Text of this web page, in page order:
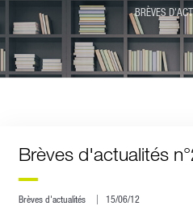
BRÈVES
Brèves d'actualités
Brèves d'actualités 15/06/12